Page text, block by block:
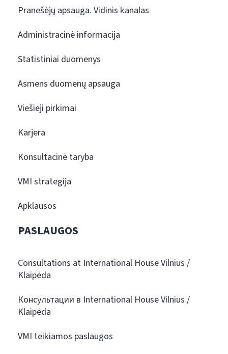
Pranešėjų apsauga. Vidinis kanalas
Administracinė informacija
Statistiniai duomenys
Asmens duomenų apsauga
Viešieji pirkimai
Karjera
Konsultacinė taryba
VMI strategija
Apklausos
PASLAUGOS
Consultations at International House Vilnius /
Klaipėda
Консультации в International House Vilnius /
Klaipėda
VMI teikiamos paslaugos